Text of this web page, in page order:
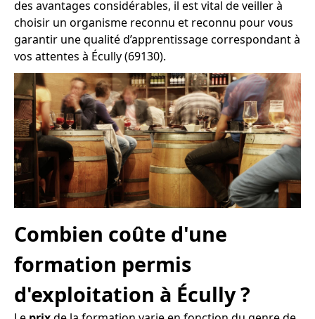
des avantages considérables, il est vital de veiller à
choisir un organisme reconnu et reconnu pour vous
garantir une qualité d’apprentissage correspondant à
vos attentes à Écully (69130).
Combien coûte d'une
formation permis
d'exploitation à Écully ?